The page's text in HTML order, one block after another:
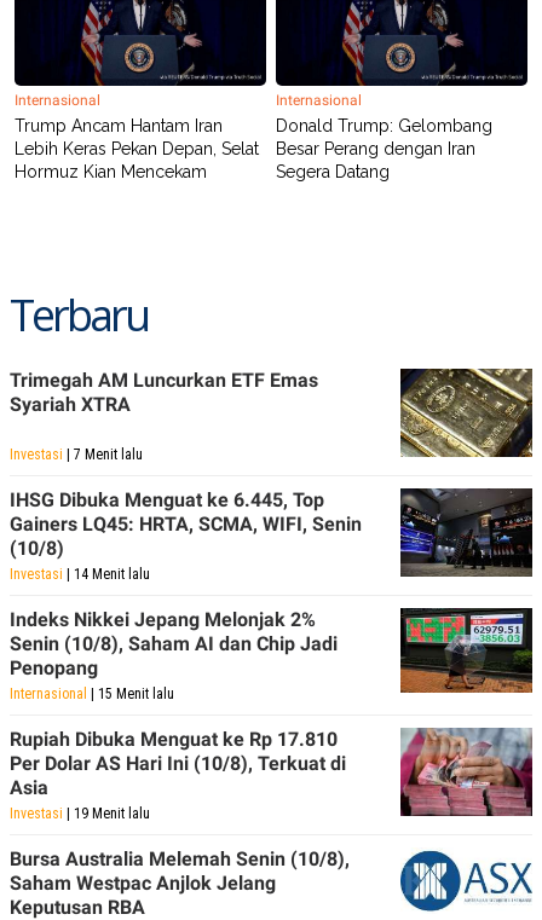
Internasional
Trump Ancam Hantam Iran
Lebih Keras Pekan Depan, Selat
Hormuz Kian Mencekam
Internasional
Donald Trump: Gelombang
Besar Perang dengan Iran
Segera Datang
Terbaru
Trimegah AM Luncurkan ETF Emas
Syariah XTRA
Investasi | 7 Menit lalu
IHSG Dibuka Menguat ke 6.445, Top
Gainers LQ45: HRTA, SCMA, WIFI, Senin
(10/8)
Investasi | 14 Menit lalu
Indeks Nikkei Jepang Melonjak 2%
Senin (10/8), Saham AI dan Chip Jadi
Penopang
Internasional | 15 Menit lalu
Rupiah Dibuka Menguat ke Rp 17.810
Per Dolar AS Hari Ini (10/8), Terkuat di
Asia
Investasi | 19 Menit lalu
Bursa Australia Melemah Senin (10/8),
Saham Westpac Anjlok Jelang
Keputusan RBA